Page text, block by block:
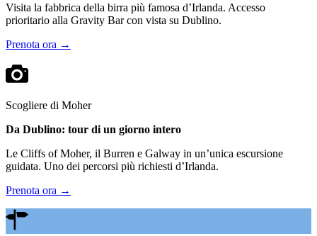
Visita la fabbrica della birra più famosa d’Irlanda. Accesso
prioritario alla Gravity Bar con vista su Dublino.
Prenota ora →
Scogliere di Moher
Da Dublino: tour di un giorno intero
Le Cliffs of Moher, il Burren e Galway in un’unica escursione
guidata. Uno dei percorsi più richiesti d’Irlanda.
Prenota ora →